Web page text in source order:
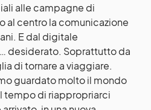
alle campagne di
al centro la comunicazione
E dal digitale
desiderato. Soprattutto da
di tornare a viaggiare.
guardato molto il mondo
tempo di riappropriarci